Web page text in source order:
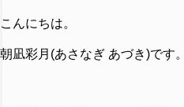
こんにちは。
朝凪彩月(あさなぎ あづき)です。